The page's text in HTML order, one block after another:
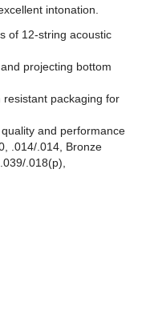
intonation.
of 12-string acoustic
projecting bottom
packaging for
and performance
.014/.014, Bronze
.018(p),